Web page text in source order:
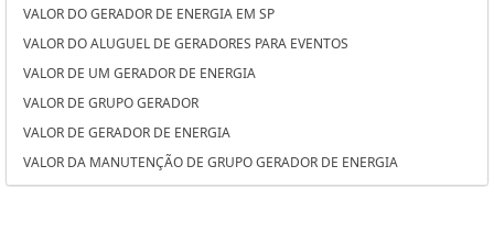
LOCAÇÃO DE GERADORES PARA CASAMENTO OSASCO
LOCAÇÃO DE GERADORES OSASCO
LOCAÇÃO DE GERADORES DE ENERGIA SÃO JOSÉ DOS CAMPOS
LOCAÇÃO DE GERADORES DE ENERGIA SANTO ANDRÉ
LOCAÇÃO DE GERADORES DE ENERGIA A DIESEL SOROCABA
LOCAÇÃO DE GERADORES DE ENERGIA A DIESEL SÃO BERNARDO DO
VALOR DO GERADOR DE ENERGIA EM SP
VALOR DO ALUGUEL DE GERADORES PARA EVENTOS
VALOR DE UM GERADOR DE ENERGIA
VALOR DE GRUPO GERADOR
VALOR DE GERADOR DE ENERGIA
VALOR DA MANUTENÇÃO DE GRUPO GERADOR DE ENERGIA
VALOR ALUGUEL GERADOR